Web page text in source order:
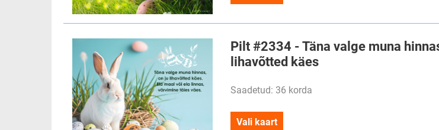
Pilt #2334 - Täna valge muna
lihavõtted käes
Saadetud: 36 korda
Vali kaart